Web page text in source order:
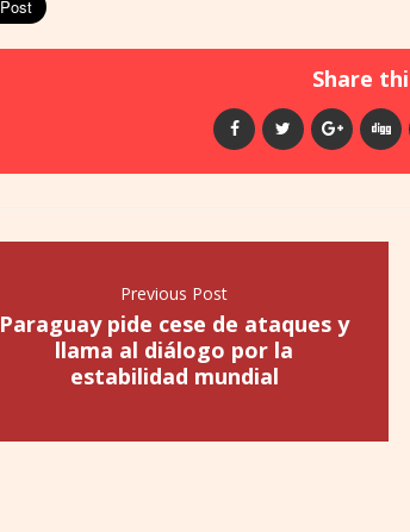
Share
Previous Post
Paraguay pide cese de ataques y
llama al diálogo por la
estabilidad mundial